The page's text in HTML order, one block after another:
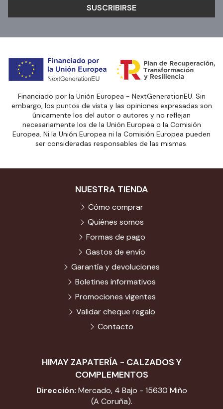
SUSCRIBIRSE
Financiado por la Unión Europea - NextGenerationEU. Sin
embargo, los puntos de vista y las opiniones expresadas son
únicamente los del autor o autores y no reflejan
necesariamente los de la Unión Europea o la Comisión
Europea. Ni la Unión Europea ni la Comisión Europea pueden
ser consideradas responsables de las mismas.
HIMAY ZAPATERÍA - CALZADOS Y
COMPLEMENTOS
Dirección: Mercado, 4 Bajo - 15630 Miño
(A Coruña).
NUESTRA TIENDA
Cómo comprar
Quiénes somos
Formas de pago
Gastos de envío
Garantía y devoluciones
Boletines informativos
Promociones vigentes
Validar cheque regalo
Contacto